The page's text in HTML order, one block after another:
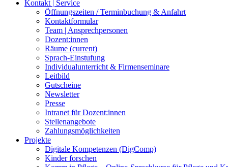
Kontakt | Service
Öffnungszeiten / Terminbuchung & Anfahrt
Kontaktformular
Team | Ansprechpersonen
Dozent:innen
Räume (current)
Sprach-Einstufung
Individualunterricht & Firmenseminare
Leitbild
Gutscheine
Newsletter
Presse
Intranet für Dozent:innen
Stellenangebote
Zahlungsmöglichkeiten
Projekte
Digitale Kompetenzen (DigComp)
Kinder forschen